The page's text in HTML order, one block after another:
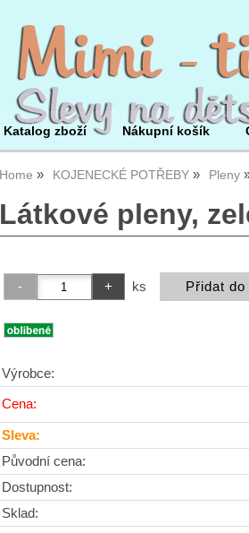
Katalog zboží Nákupní košík
Home KOJENECKÉ POTŘEBY Pleny
Látkové pleny,
ks
Výrobce:
Cena:
Sleva:
Původní cena:
Dostupnost:
Sklad: